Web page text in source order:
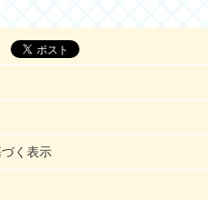
く表示